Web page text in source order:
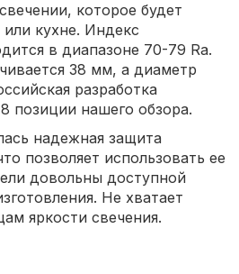
которое будет
кухне. Индекс
в диапазоне 70-79 Ra.
38 мм, а диаметр
разработка
позиции нашего обзора.
надежная защита
позволяет использовать ее
довольны доступной
Не хватает
яркости свечения.